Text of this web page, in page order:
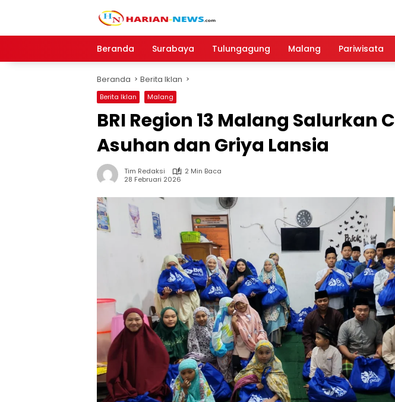
Beranda
Surabaya Tulungagung Malang Pariwisata
Beranda Berita Iklan
Berita Iklan Malang
BRI Region 13 Malang Salurkan
Asuhan dan Griya Lansia
Tim Redaksi
2 Min Baca
28 Februari 2026